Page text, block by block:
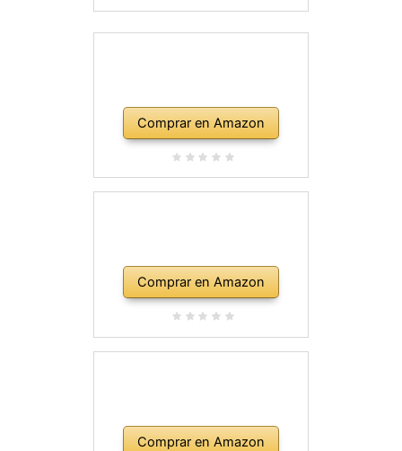
Comprar en Amazon
Comprar en Amazon
Comprar en Amazon